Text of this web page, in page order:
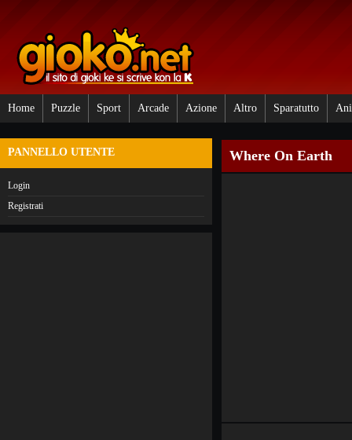
Home Puzzle Sport Arcade Azione Altro Sparatutto
PANNELLO UTENTE
Login
Registrati
Where On Earth